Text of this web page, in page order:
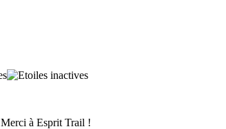
Merci à Esprit Trail !